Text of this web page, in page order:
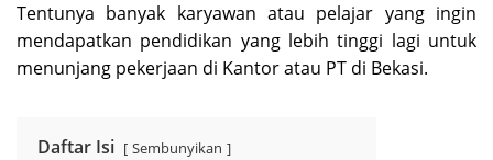
Tentunya banyak karyawan atau pelajar yang ingin
mendapatkan pendidikan yang lebih tinggi lagi untuk
menunjang pekerjaan di Kantor atau PT di Bekasi.
Daftar Isi Sembunyikan